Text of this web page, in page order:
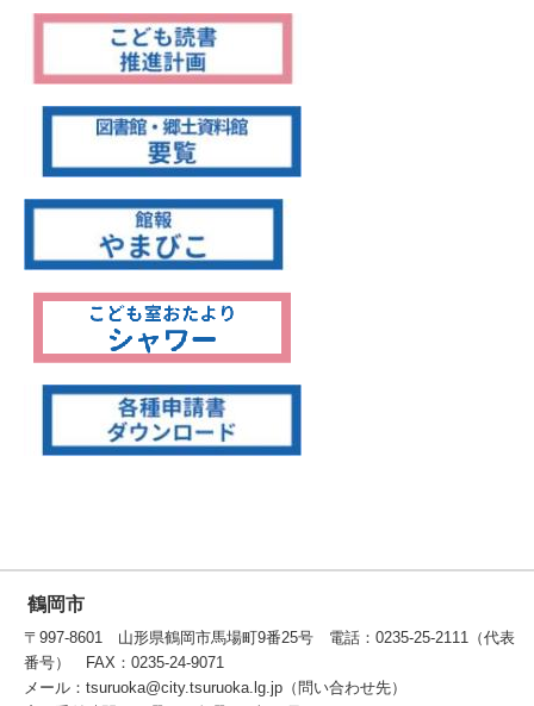
鶴岡市
〒997-8601 山形県鶴岡市馬場町9番25号 電話：0235-25-2111（代表
番号） FAX：0235-24-9071
メール：tsuruoka@city.tsuruoka.lg.jp（問い合わせ先）